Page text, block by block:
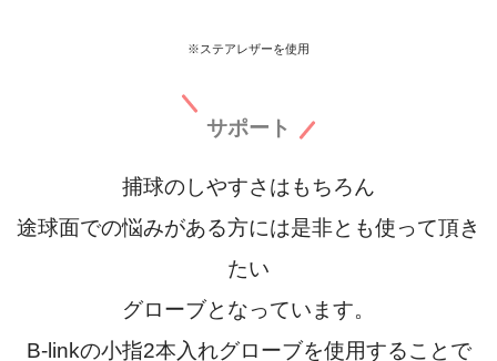
※ステアレザーを使用
サポート
捕球のしやすさはもちろん
途球面での悩みがある方には是非とも使って頂き
たい
グローブとなっています。
B-linkの小指2本入れグローブを使用することで